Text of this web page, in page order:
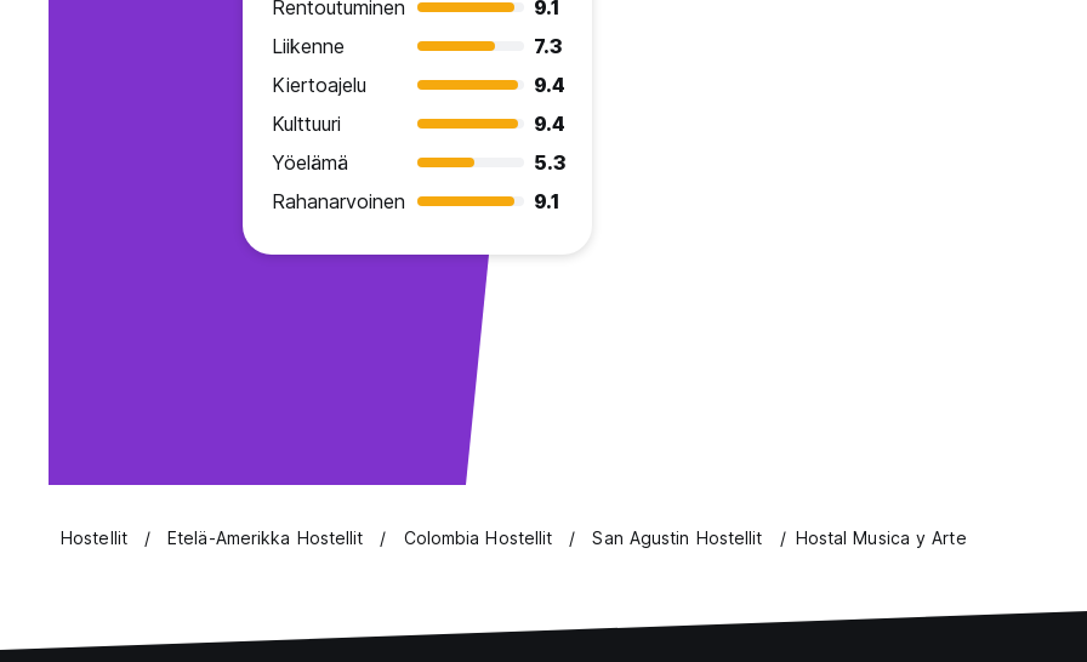
Rentoutuminen
9.1
Liikenne
7.3
Kiertoajelu
9.4
Kulttuuri
9.4
Yöelämä
5.3
Rahanarvoinen
9.1
Hostellit Etelä-Amerikka Hostellit Colombia Hostellit San Agustin Hostellit Hostal Musica y Arte